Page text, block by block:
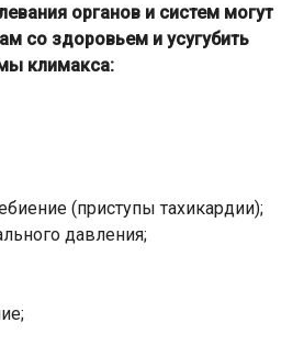
органов и систем могут
со здоровьем и усугубить
климакса:
(приступы тахикардии);
давления;